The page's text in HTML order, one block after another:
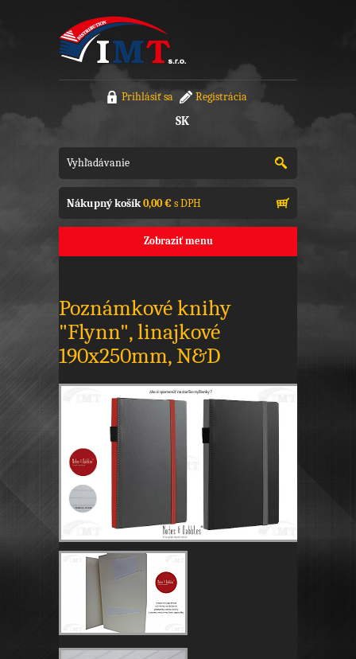
Prihlásiť sa Registrácia
SK
Nákupný košík0,00 €s DPH
Zobraziť menu
Poznámkové knihy
"Flynn", linajkové
190x250mm, N&D